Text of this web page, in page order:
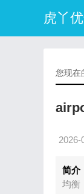
虎丫
您现在
2026-
简介
均衡